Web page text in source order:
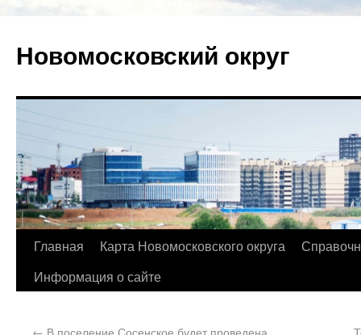
Новомосковский округ
Главная Карта Новомосковского округа
Информация о сайте
← В поселение Сосенское будет проведена